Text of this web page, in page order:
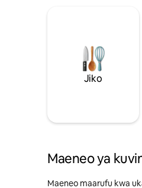
Jiko
Maeneo ya
Maeneo maarufu kwa